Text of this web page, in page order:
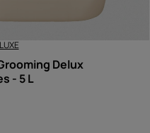
Delux
- 5 L